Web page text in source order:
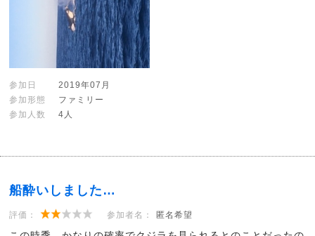
参加日
2019年07月
参加形態
ファミリー
参加人数
4人
船酔いしました…
評価： 参加者名： 匿名希望